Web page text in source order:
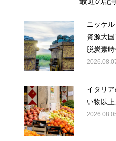
ニッケ
資源大
脱炭素
イタリ
い物以